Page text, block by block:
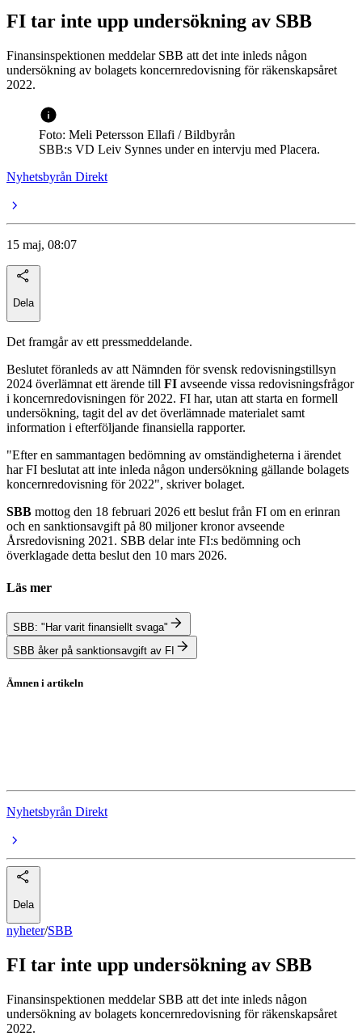
FI tar inte upp undersökning av SBB
Finansinspektionen meddelar SBB att det inte inleds någon
undersökning av bolagets koncernredovisning för räkenskapsåret
2022.
Foto: Meli Petersson Ellafi / Bildbyrån
SBB:s VD Leiv Synnes under en intervju med Placera.
Nyhetsbyrån Direkt
15 maj, 08:07
Dela
Det framgår av ett pressmeddelande.
Beslutet föranleds av att Nämnden för svensk redovisningstillsyn
2024 överlämnat ett ärende till FI avseende vissa redovisningsfrågor
i koncernredovisningen för 2022. FI har, utan att starta en formell
undersökning, tagit del av det överlämnade materialet samt
information i efterföljande finansiella rapporter.
"Efter en sammantagen bedömning av omständigheterna i ärendet
har FI beslutat att inte inleda någon undersökning gällande bolagets
koncernredovisning för 2022", skriver bolaget.
SBB mottog den 18 februari 2026 ett beslut från FI om en erinran
och en sanktionsavgift på 80 miljoner kronor avseende
Årsredovisning 2021. SBB delar inte FI:s bedömning och
överklagade detta beslut den 10 mars 2026.
Läs mer
SBB: "Har varit finansiellt svaga"
SBB åker på sanktionsavgift av FI
Ämnen i artikeln
Nyhetsbyrån Direkt
Dela
nyheter/SBB
FI tar inte upp undersökning av SBB
Finansinspektionen meddelar SBB att det inte inleds någon
undersökning av bolagets koncernredovisning för räkenskapsåret
2022.